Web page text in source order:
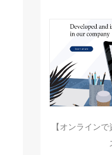
【オンライン